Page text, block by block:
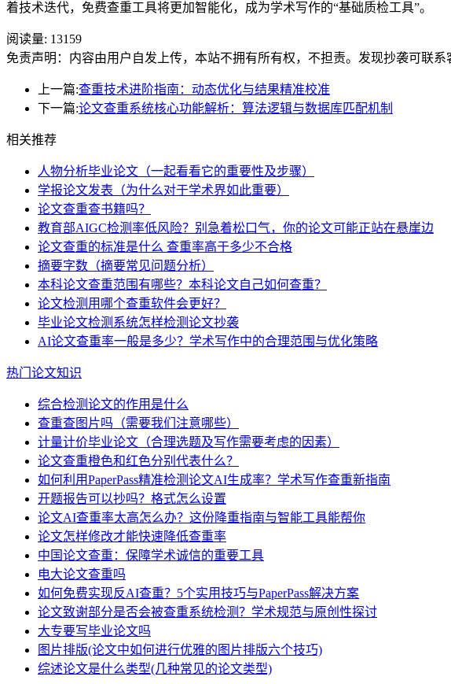
着技术迭代，免费查重工具将更加智能化，成为学术写作的“基础质检工具”。
阅读量: 13159
免责声明：内容由用户自发上传，本站不拥有所有权，不担责。发现抄袭可联系
上一篇:查重技术进阶指南：动态优化与结果精准校准
下一篇:论文查重系统核心功能解析：算法逻辑与数据库匹配机制
相关推荐
人物分析毕业论文（一起看看它的重要性及步骤）
学报论文发表（为什么对于学术界如此重要）
论文查重查书籍吗？
教育部AIGC检测率低风险？别急着松口气，你的论文可能正站在悬崖边
论文查重的标准是什么 查重率高于多少不合格
摘要字数（摘要常见问题分析）
本科论文查重范围有哪些？本科论文自己如何查重？
论文检测用哪个查重软件会更好？
毕业论文检测系统怎样检测论文抄袭
AI论文查重率一般是多少？学术写作中的合理范围与优化策略
热门论文知识
综合检测论文的作用是什么
查重查图片吗（需要我们注意哪些）
计量计价毕业论文（合理选题及写作需要考虑的因素）
论文查重橙色和红色分别代表什么？
如何利用PaperPass精准检测论文AI生成率？学术写作查重新指南
开题报告可以抄吗？格式怎么设置
论文AI查重率太高怎么办？这份降重指南与智能工具能帮你
论文怎样修改才能快速降低查重率
中国论文查重：保障学术诚信的重要工具
电大论文查重吗
如何免费实现反AI查重？5个实用技巧与PaperPass解决方案
论文致谢部分是否会被查重系统检测？学术规范与原创性探讨
大专要写毕业论文吗
图片排版(论文中如何进行优雅的图片排版六个技巧)
综述论文是什么类型(几种常见的论文类型)